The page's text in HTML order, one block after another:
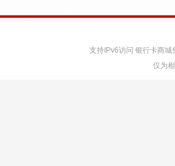
支持IPv6访问 银行卡商
仅为